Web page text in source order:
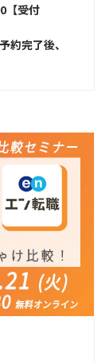
【受付
完了後、